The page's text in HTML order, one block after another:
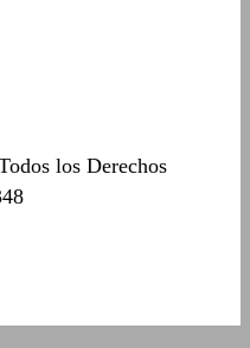
los Derechos